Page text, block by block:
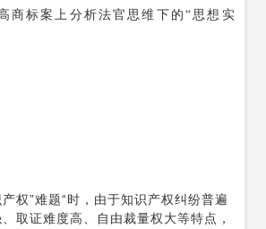
商标案上分析法官思维下的 “思想实
产权”难题“ 时， 由于知识产权纠纷普遍
取证难度高、自由裁量权大等特点，